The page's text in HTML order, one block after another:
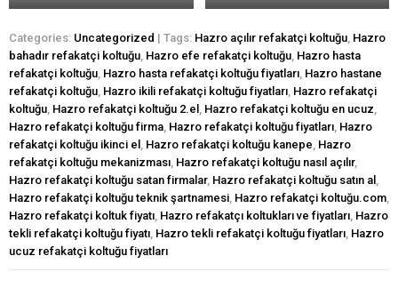
Categories: Uncategorized | Tags: Hazro açılır refakatçi koltuğu Hazro
bahadır refakatçi koltuğu Hazro efe refakatçi koltuğu Hazro hasta
refakatçi koltuğu Hazro hasta refakatçi koltuğu fiyatları Hazro hastane
refakatçi koltuğu Hazro ikili refakatçi koltuğu fiyatları Hazro refakatçi
koltuğu Hazro refakatçi koltuğu 2.el Hazro refakatçi koltuğu en ucuz
Hazro refakatçi koltuğu firma Hazro refakatçi koltuğu fiyatları Hazro
refakatçi koltuğu ikinci el
Hazro refakatçi koltuğu kanepe Hazro
refakatçi koltuğu mekanizması Hazro refakatçi koltuğu nasıl açılır,
Hazro refakatçi koltuğu satan firmalar, Hazro refakatçi koltuğu satın al
Hazro refakatçi koltuğu teknik şartnamesi Hazro refakatçi koltuğu.com
Hazro refakatçi koltuk fiyatı Hazro refakatçı koltukları ve fiyatları Hazro
tekli refakatçi koltuğu fiyatı Hazro tekli refakatçi koltuğu fiyatları Hazro
ucuz refakatçi koltuğu fiyatları